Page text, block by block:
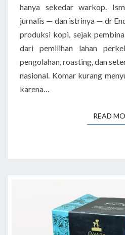
hanya sekedar warkop.
jurnalis — dan istrinya — dr
produksi kopi, sejak
dari pemilihan lahan
pengolahan, roasting, dan
nasional. Komar kurang
karena…
READ